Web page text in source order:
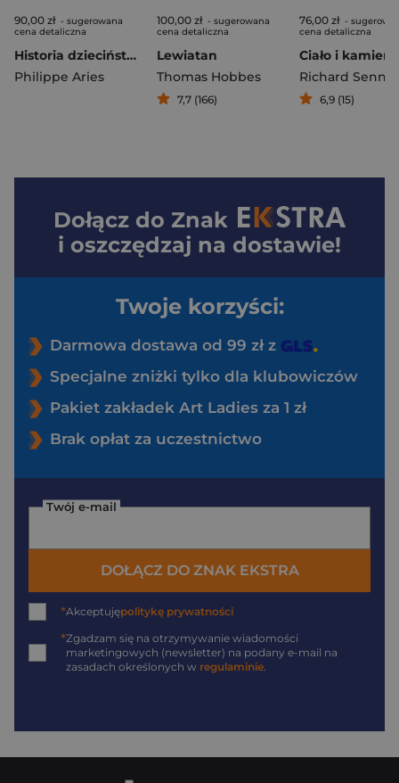
90,00 zł - sugerowana
cena detaliczna
Historia dzieciństwa Dziecko i rodzina w czasach ancien régime’u
Philippe Aries
100,00 zł - sugerowana
cena detaliczna
Lewiatan
Thomas Hobbes
7,7 (166)
76,00 zł -
cena detaliczna
Richard
6,9 (15)
Dołącz do Znak
i oszczędzaj na dostawie!
Twoje korzyści:
Darmowa dostawa od 99 zł z
Specjalne zniżki tylko dla klubowiczów
Pakiet zakładek Art Ladies za 1 zł
Brak opłat za uczestnictwo
Twój e-mail
DOŁĄCZ DO ZNAK EKSTRA
*Akceptujępolitykę prywatności
*Zgadzam się na otrzymywanie wiadomości
marketingowych (newsletter) na podany e-mail na
zasadach określonych w regulaminie.